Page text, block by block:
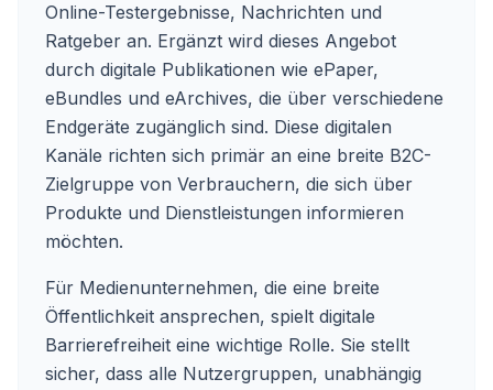
Online-Testergebnisse, Nachrichten und
Ratgeber an. Ergänzt wird dieses Angebot
durch digitale Publikationen wie ePaper,
eBundles und eArchives, die über verschiedene
Endgeräte zugänglich sind. Diese digitalen
Kanäle richten sich primär an eine breite B2C-
Zielgruppe von Verbrauchern, die sich über
Produkte und Dienstleistungen informieren
möchten.
Für Medienunternehmen, die eine breite
Öffentlichkeit ansprechen, spielt digitale
Barrierefreiheit eine wichtige Rolle. Sie stellt
sicher, dass alle Nutzergruppen, unabhängig